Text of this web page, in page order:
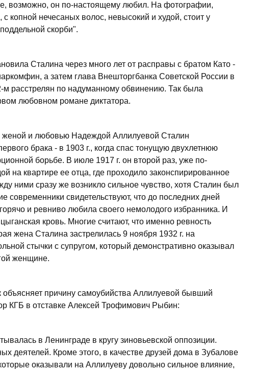
возможно, он по-настоящему любил. На фотографии,
копной нечесаных волос, невысокий и худой, стоит у
скорби".
Сталина через много лет от расправы с братом Като -
а затем глава Внешторгбанка Советской России в
м расстрелян по надуманному обвинению. Так была
любовном романе диктатора.
женой и любовью Надеждой Аллилуевой Сталин
брака - в 1903 г., когда спас тонущую двухлетнюю
борьбе. В июле 1917 г. он второй раз, уже по-
на квартире ее отца, где проходило законспирированное
ними сразу же возникло сильное чувство, хотя Сталин был
современники свидетельствуют, что до последних дней
и ревниво любила своего немолодого избранника. И
кровь. Многие считают, что именно ревность
жена Сталина застрелилась 9 ноября 1932 г. на
стычки с супругом, который демонстративно оказывал
женщине.
объясняет причину самоубийства Аллилуевой бывший
КГБ в отставке Алексей Трофимович Рыбин:
в Ленинграде в кругу зиновьевской оппозиции.
деятелей. Кроме этого, в качестве друзей дома в Зубалове
оказывали на Аллилуеву довольно сильное влияние,